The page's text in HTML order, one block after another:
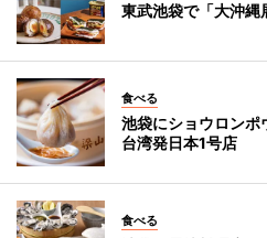
東武池袋で「大沖
食べる
池袋にショウロン
台湾発日本1号店
食べる